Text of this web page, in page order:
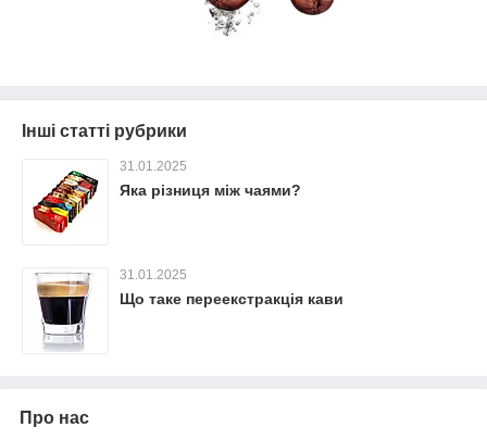
Інші статті рубрики
31.01.2025
Яка різниця між чаями?
31.01.2025
Що таке переекстракція кави
Про нас